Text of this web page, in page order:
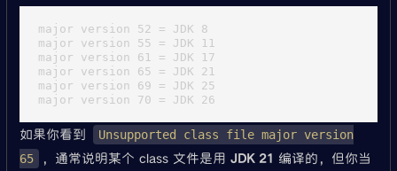
major version 52 = JDK 8
major version 55 = JDK 11
major version 61 = JDK 17
major version 65 = JDK 21
major version 69 = JDK 25
如果你看到
Unsupported class file major version
65
，通常说明某个 class 文件是用 JDK 21 编译的，但你当